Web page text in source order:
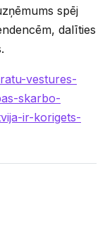
spēj
dalīties
vestures-
skarbo-
ir-korigets-